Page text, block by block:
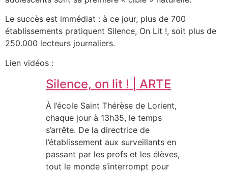
Le succès est immédiat : à ce jour, plus de 700
établissements pratiquent Silence, On Lit !, soit plus de
250.000 lecteurs journaliers.
Lien vidéos :
Silence, on lit ! | ARTE
À l’école Saint Thérèse de Lorient,
chaque jour à 13h35, le temps
s’arrête. De la directrice de
l’établissement aux surveillants en
passant par les profs et les élèves,
tout le monde s’interrompt pour